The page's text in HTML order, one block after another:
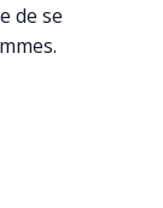
de se